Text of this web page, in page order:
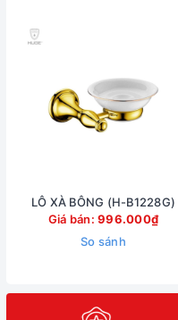
LÔ XÀ BÔNG (H-B1228G)
Giá bán:996.000₫
So sánh